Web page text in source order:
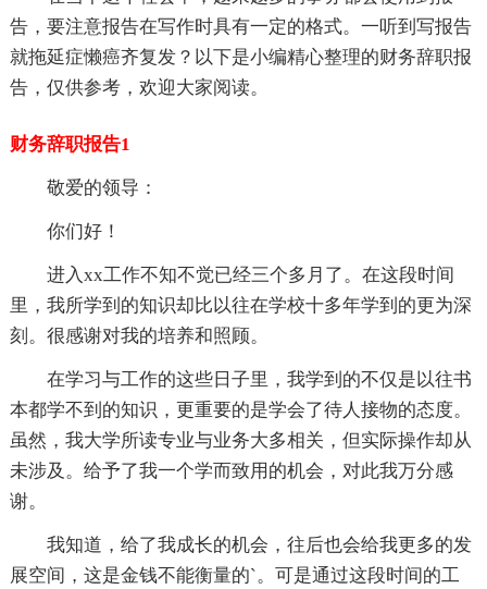
告，要注意报告在写作时具有一定的格式。一听到写报告
就拖延症懒癌齐复发？以下是小编精心整理的财务辞职报
告，仅供参考，欢迎大家阅读。
财务辞职报告1
敬爱的领导：
你们好！
进入xx工作不知不觉已经三个多月了。在这段时间
里，我所学到的知识却比以往在学校十多年学到的更为深
刻。很感谢对我的培养和照顾。
在学习与工作的这些日子里，我学到的不仅是以往书
本都学不到的知识，更重要的是学会了待人接物的态度。
虽然，我大学所读专业与业务大多相关，但实际操作却从
未涉及。给予了我一个学而致用的机会，对此我万分感
谢。
我知道，给了我成长的机会，往后也会给我更多的发
展空间，这是金钱不能衡量的`。可是通过这段时间的工